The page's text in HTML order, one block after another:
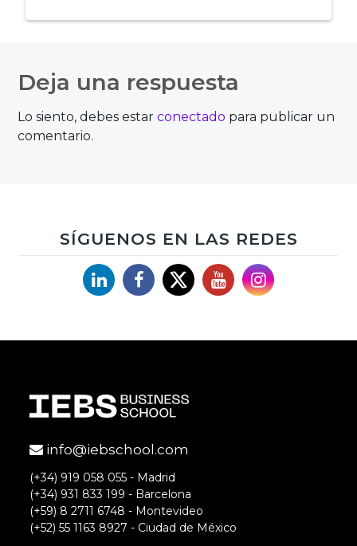
de
entradas
Deja una respuesta
Lo siento, debes estarconectado para publicar un
comentario.
SÍGUENOS EN LAS REDES
LinkedinFacebook
X YouTubeInstagram
info@iebschool.com
(+34) 919 058 055 - Madrid
(+34) 931 833 199 - Barcelona
(+59) 8 2711 6748 - Montevideo
(+52) 55 1163 8927 - Ciudad de México